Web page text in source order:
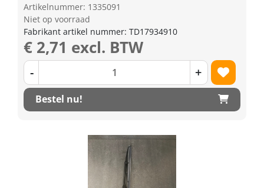
Artikelnummer: 1335091
Niet op voorraad
Fabrikant artikel nummer: TD17934910
€ 2,71 excl. BTW
- +
Bestel nu!